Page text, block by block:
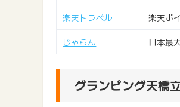
楽天トラベル 楽天ポ
じゃらん 日本最
グランピング天橋